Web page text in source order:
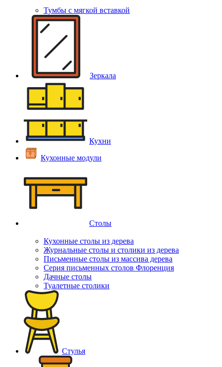
Тумбы с мягкой вставкой
Зеркала
Кухни
Кухонные модули
Столы
Кухонные столы из дерева
Журнальные столы и столики из дерева
Письменные столы из массива дерева
Серия письменных столов Флоренция
Дачные столы
Туалетные столики
Стулья